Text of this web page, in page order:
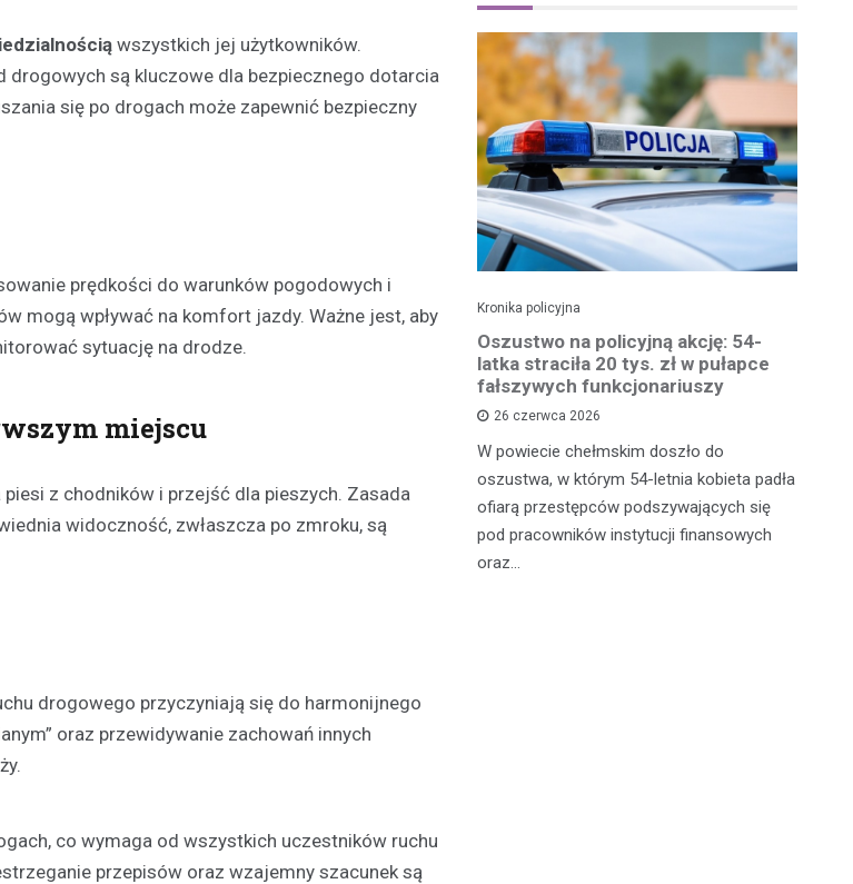
wszystkich jej użytkowników.
drogowych są kluczowe dla bezpiecznego dotarcia
się po drogach może zapewnić bezpieczny
prędkości do warunków pogodowych i
mogą wpływać na komfort jazdy. Ważne jest, aby
sytuację na drodze.
miejscu
z chodników i przejść dla pieszych. Zasada
widoczność, zwłaszcza po zmroku, są
drogowego przyczyniają się do harmonijnego
oraz przewidywanie zachowań innych
co wymaga od wszystkich uczestników ruchu
przepisów oraz wzajemny szacunek są
Kronika policyjna
Mężczyzna zatrzymany za groźby
wobec 15-latka z użyciem broni i
8 maja 2026
letniego chłopca. Zatrzymany 38-latek miał
zastraszać nastolatka, używając
Kronika policyjna
Oszustwo na policyjną akcję: 54-
latka straciła 20 tys. zł w pułapce
fałszywych funkcjonariuszy
26 czerwca 2026
W powiecie chełmskim doszło do
oszustwa, w którym 54-letnia kobieta padła
ofiarą przestępców podszywających się
pod pracowników instytucji finansowych
oraz…